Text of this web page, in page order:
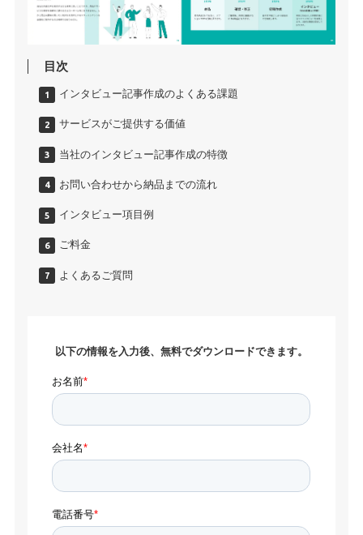
目次
インタビュー記事作成のよくある課題
サービスがご提供する価値
当社のインタビュー記事作成の特徴
お問い合わせから納品までの流れ
インタビュー項目例
ご料金
よくあるご質問
以下の情報を入力後、無料でダウンロードできます。